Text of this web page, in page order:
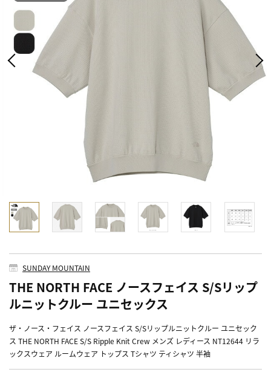
SUNDAY MOUNTAIN
THE NORTH FACE ノースフェイス S/Sリップ
ルニットクルー ユニセックス
ザ・ノース・フェイス ノースフェイス S/Sリップルニットクルー ユニセック
ス THE NORTH FACE S/S Ripple Knit Crew メンズ レディース NT12644 リラ
ックスウェア ルームウェア トップス Tシャツ ティシャツ 半袖